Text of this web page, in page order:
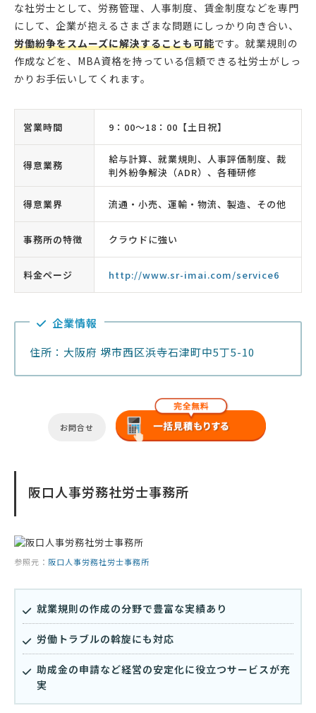
な社労士として、労務管理、人事制度、賃金制度などを専門
にして、企業が抱えるさまざまな問題にしっかり向き合い、
労働紛争をスムーズに解決することも可能です。就業規則の
作成などを、MBA資格を持っている信頼できる社労士がしっ
かりお手伝いしてくれます。
営業時間 9：00〜18：00【土日祝】
得意業務
給与計算、就業規則、人事評価制度、裁
判外紛争解決（ADR）、各種研修
得意業界 流通・小売、運輸・物流、製造、その他
事務所の特徴 クラウドに強い
料金ページ http://www.sr-imai.com/service6
企業情報
住所：大阪府 堺市西区浜寺石津町中5丁5-10
お問合せ
阪口人事労務社労士事務所
参照元： 阪口人事労務社労士事務所
就業規則の作成の分野で豊富な実績あり
労働トラブルの斡旋にも対応
助成金の申請など経営の安定化に役立つサービスが充
実